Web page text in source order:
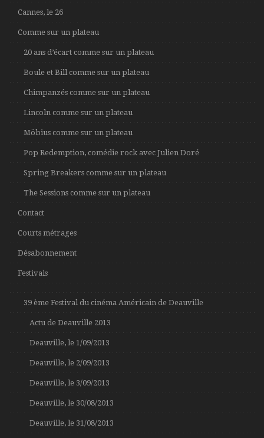
Cannes, le 26
Comme sur un plateau
20 ans d’écart comme sur un plateau
Boule et Bill comme sur un plateau
Chimpanzés comme sur un plateau
Lincoln comme sur un plateau
Möbius comme sur un plateau
Pop Redemption, comédie rock avec Julien Doré
Spring Breakers comme sur un plateau
The Sessions comme sur un plateau
Contact
Courts métrages
Désabonnement
Festivals
39 ème Festival du cinéma Américain de Deauville
Actu de Deauville 2013
Deauville, le 1/09/2013
Deauville, le 2/09/2013
Deauville, le 3/09/2013
Deauville, le 30/08/2013
Deauville, le 31/08/2013